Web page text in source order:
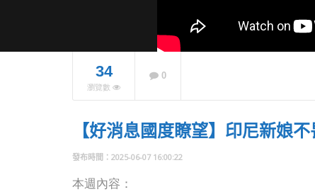
NOW PLAYING
牧師退
學生供
34
瀏覽數
0
【好消息國度瞭望】印尼新娘
2025-06-07 16:00:22
本週內容：